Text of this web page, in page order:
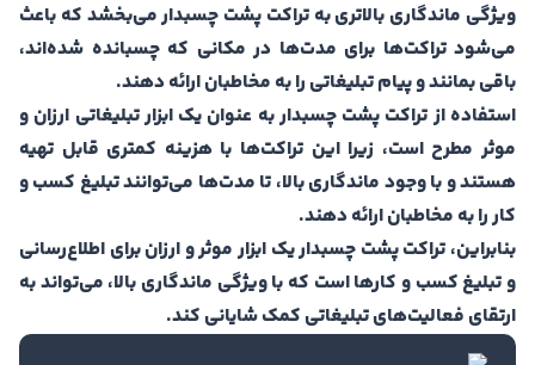
ویژگی ماندگاری بالاتری به تراکت پشت چسبدار می‌بخشد که باعث
می‌شود تراکت‌ها برای مدت‌ها در مکانی که چسبانده شده‌اند،
باقی بمانند و پیام تبلیغاتی را به مخاطبان ارائه دهند.
استفاده از تراکت پشت چسبدار به عنوان یک ابزار تبلیغاتی ارزان و
موثر مطرح است، زیرا این تراکت‌ها با هزینه کمتری قابل تهیه
هستند و با وجود ماندگاری بالا، تا مدت‌ها می‌توانند تبلیغ کسب و
کار را به مخاطبان ارائه دهند.
بنابراین، تراکت پشت چسبدار یک ابزار موثر و ارزان برای اطلاع‌رسانی
و تبلیغ کسب و کارها است که با ویژگی ماندگاری بالا، می‌تواند به
ارتقای فعالیت‌های تبلیغاتی کمک شایانی کند.